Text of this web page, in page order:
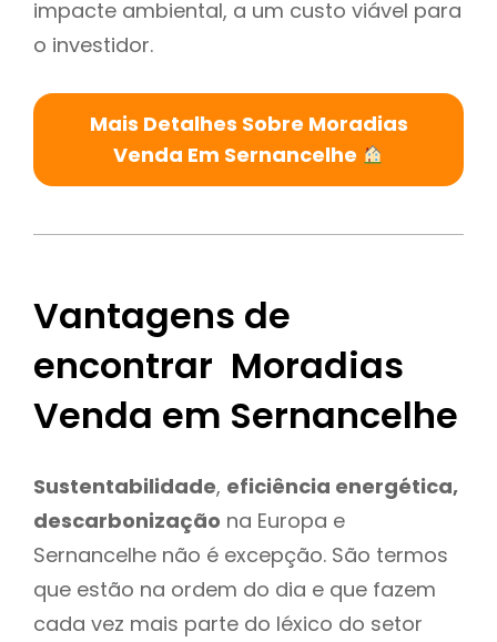
impacte ambiental, a um custo viável para
o investidor.
Mais Detalhes Sobre Moradias
Venda Em Sernancelhe
Vantagens de
encontrar Moradias
Venda em Sernancelhe
Sustentabilidade, eficiência energética,
descarbonização na Europa e
Sernancelhe não é excepção. São termos
que estão na ordem do dia e que fazem
cada vez mais parte do léxico do setor